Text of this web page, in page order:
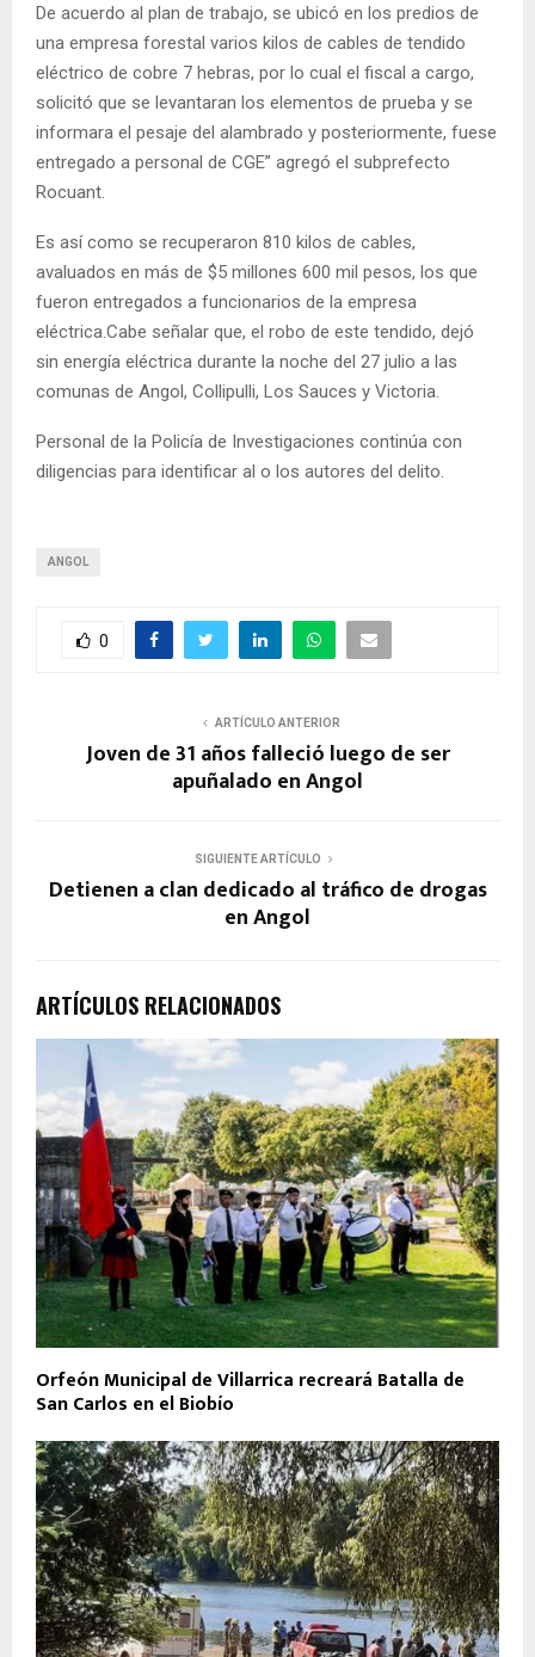
De acuerdo al plan de trabajo, se ubicó en los predios de
una empresa forestal varios kilos de cables de tendido
eléctrico de cobre 7 hebras, por lo cual el fiscal a cargo,
solicitó que se levantaran los elementos de prueba y se
informara el pesaje del alambrado y posteriormente, fuese
entregado a personal de CGE” agregó el subprefecto
Rocuant.
Es así como se recuperaron 810 kilos de cables,
avaluados en más de $5 millones 600 mil pesos, los que
fueron entregados a funcionarios de la empresa
eléctrica.Cabe señalar que, el robo de este tendido, dejó
sin energía eléctrica durante la noche del 27 julio a las
comunas de Angol, Collipulli, Los Sauces y Victoria.
Personal de la Policía de Investigaciones continúa con
diligencias para identificar al o los autores del delito.
ANGOL
0
ARTÍCULO ANTERIOR
Joven de 31 años falleció luego de ser
apuñalado en Angol
SIGUIENTE ARTÍCULO
Detienen a clan dedicado al tráfico de drogas
en Angol
ARTÍCULOS RELACIONADOS
Orfeón Municipal de Villarrica recreará Batalla de
San Carlos en el Biobío